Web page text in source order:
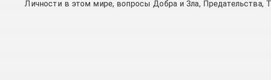
Личности в этом мире, вопросы Добра и Зла, Предательства,